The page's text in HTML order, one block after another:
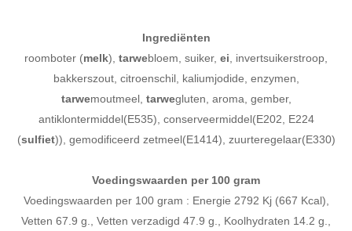
Ingrediënten
roomboter (melk), tarwebloem, suiker, ei , invertsuikerstroop,
bakkerszout, citroenschil, kaliumjodide, enzymen,
tarwemoutmeel, tarwegluten, aroma, gember,
antiklontermiddel(E535), conserveermiddel(E202, E224
(sulfiet)), gemodificeerd zetmeel(E1414), zuurteregelaar(E330)
Voedingswaarden per 100 gram
Voedingswaarden per 100 gram : Energie 2792 Kj (667 Kcal),
Vetten 67.9 g., Vetten verzadigd 47.9 g., Koolhydraten 14.2 g.,